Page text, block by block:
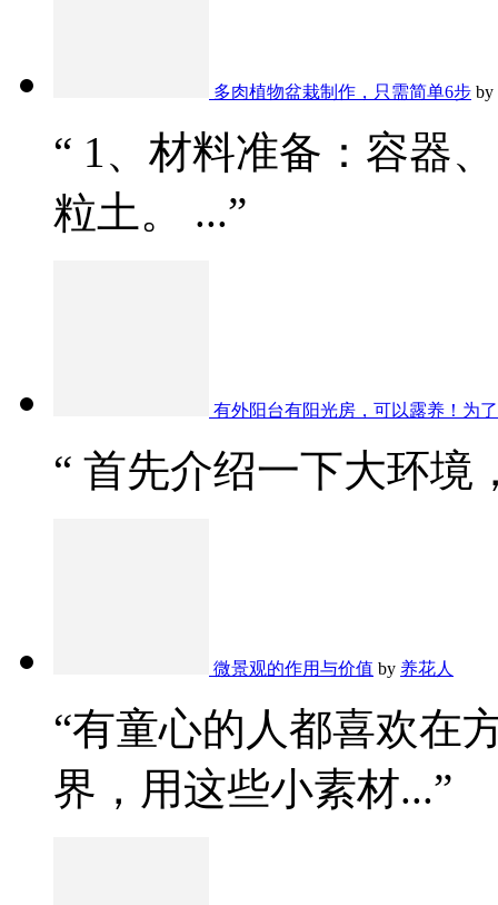
多肉植物盆栽制作，只需简单6步 by
“ 1、材料准备：容器
粒土。 ...”
有外阳台有阳光房，可以露养！为
“ 首先介绍一下大环境
微景观的作用与价值 by 养花人
“有童心的人都喜欢在
界，用这些小素材...”